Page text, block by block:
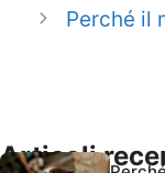
Perché il
Articoli